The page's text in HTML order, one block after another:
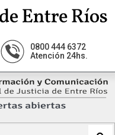
0800 444 6372
Atención 24hs.